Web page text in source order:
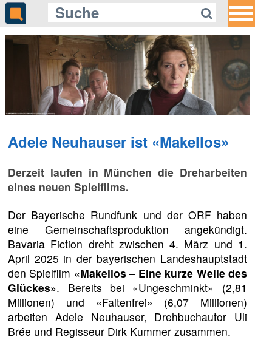
Adele Neuhauser ist «Makellos»
Derzeit laufen in München die Dreharbeiten
eines neuen Spielfilms.
Der Bayerische Rundfunk und der ORF haben
eine Gemeinschaftsproduktion angekündigt.
Bavaria Fiction dreht zwischen 4. März und 1.
April 2025 in der bayerischen Landeshauptstadt
den Spielfilm «Makellos – Eine kurze Welle des
Glückes». Bereits bei «Ungeschminkt» (2,81
Millionen) und «Faltenfrei» (6,07 Millionen)
arbeiten Adele Neuhauser, Drehbuchautor Uli
Brée und Regisseur Dirk Kummer zusammen.